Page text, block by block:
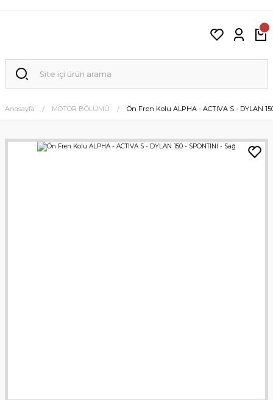
Anasayfa MOTOR BÖLÜMÜ Ön Fren Kolu ALPHA - ACTIVA S - DYLAN